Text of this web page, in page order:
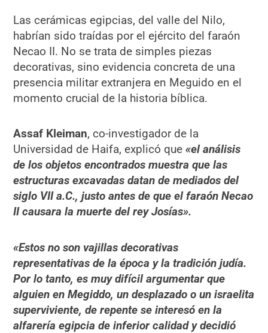
Las cerámicas egipcias, del valle del Nilo,
habrían sido traídas por el ejército del faraón
Necao II. No se trata de simples piezas
decorativas, sino evidencia concreta de una
presencia militar extranjera en Meguido en el
momento crucial de la historia bíblica.
Assaf Kleiman, co-investigador de la
Universidad de Haifa, explicó que«el análisis
de los objetos encontrados muestra que las
estructuras excavadas datan de mediados del
siglo VII a.C., justo antes de que el faraón Necao
II causara la muerte del rey Josías».
«Estos no son vajillas decorativas
representativas de la época y la tradición judía.
Por lo tanto, es muy difícil argumentar que
alguien en Megiddo, un desplazado o un israelita
superviviente, de repente se interesó en la
alfarería egipcia de inferior calidad y decidió